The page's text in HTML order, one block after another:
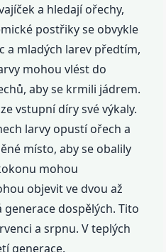
a hledají ořechy,
postřiky se obvykle
a mladých larev předtím,
mohou vlést do
aby se krmili jádrem.
vstupní díry své výkaly.
larvy opustí ořech a
místo, aby se obalily
mohou
objevit ve dvou až
dospělých. Tito
a srpnu. V teplých
generace.